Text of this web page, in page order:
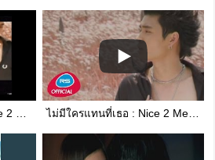
ไม่มีใคร (แทนที่เธอ) - Nice 2 Meet U (ไนซ์ทูมีทยู) ไม่มีใครแทนที่เธอ : Nice 2 Meet U [Official MV]